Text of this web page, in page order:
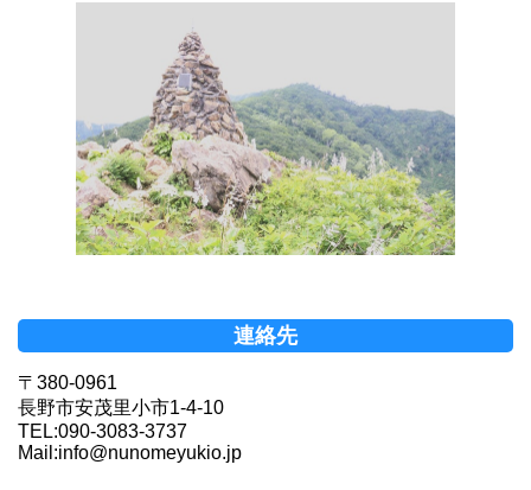
連絡先
〒380-0961
長野市安茂里小市1-4-10
TEL:090-3083-3737
Mail:info@nunomeyukio.jp